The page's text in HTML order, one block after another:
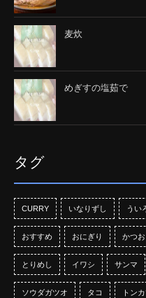
麦炊
めぎすの塩茹で
タグ
CURRY いなりずし うい
おすすめ おにぎり かつお
とりめし イワシ サンマ
ソウダガツオ タコ トン